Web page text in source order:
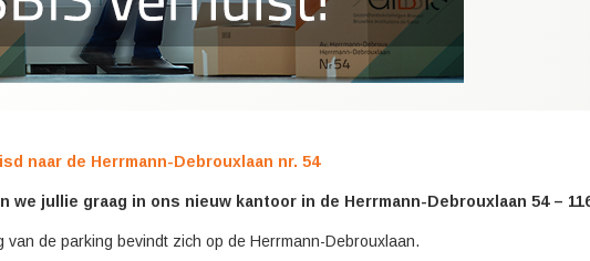
naar de Herrmann-Debrouxlaan nr. 54
we jullie graag in ons nieuw kantoor in de Herrmann-Debrouxlaan 54 –
van de parking bevindt zich op de Herrmann-Debrouxlaan.